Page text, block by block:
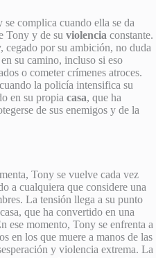
complica cuando ella se da
Tony y de su violencia constante.
por su ambición, no duda
su camino, incluso si eso
o cometer crímenes atroces.
la policía intensifica su
en su propia casa, que ha
de sus enemigos y de la
Tony se vuelve cada vez
a cualquiera que considere una
La tensión llega a su punto
que ha convertido en una
ese momento, Tony se enfrenta a
en los que muere a manos de las
y violencia extrema. La